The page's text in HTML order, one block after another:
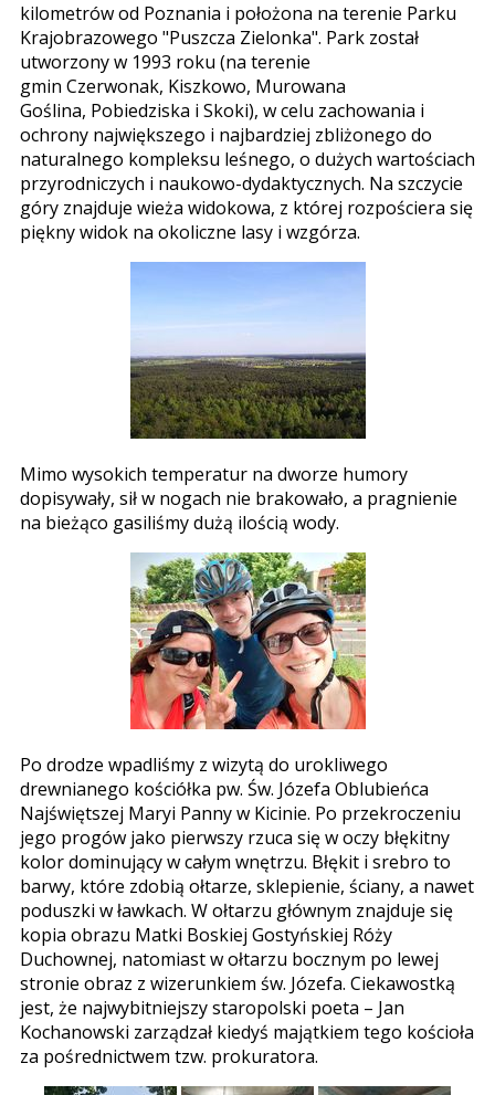
kilometrów od Poznania i położona na terenie Parku
Krajobrazowego "Puszcza Zielonka". Park został
utworzony w 1993 roku (na terenie
gmin Czerwonak, Kiszkowo, Murowana
Goślina, Pobiedziska i Skoki), w celu zachowania i
ochrony największego i najbardziej zbliżonego do
naturalnego kompleksu leśnego, o dużych wartościach
przyrodniczych i naukowo-dydaktycznych. Na szczycie
góry znajduje wieża widokowa, z której rozpościera się
piękny widok na okoliczne lasy i wzgórza.
Mimo wysokich temperatur na dworze humory
dopisywały, sił w nogach nie brakowało, a pragnienie
na bieżąco gasiliśmy dużą ilością wody.
Po drodze wpadliśmy z wizytą do urokliwego
drewnianego kościółka pw. Św. Józefa Oblubieńca
Najświętszej Maryi Panny w Kicinie. Po przekroczeniu
jego progów jako pierwszy rzuca się w oczy błękitny
kolor dominujący w całym wnętrzu. Błękit i srebro to
barwy, które zdobią ołtarze, sklepienie, ściany, a nawet
poduszki w ławkach. W ołtarzu głównym znajduje się
kopia obrazu Matki Boskiej Gostyńskiej Róży
Duchownej, natomiast w ołtarzu bocznym po lewej
stronie obraz z wizerunkiem św. Józefa. Ciekawostką
jest, że najwybitniejszy staropolski poeta – Jan
Kochanowski zarządzał kiedyś majątkiem tego kościoła
za pośrednictwem tzw. prokuratora.